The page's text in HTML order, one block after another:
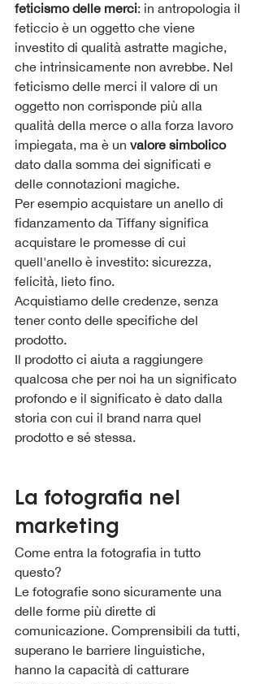
feticismo delle merci: in antropologia il
feticcio è un oggetto che viene
investito di qualità astratte magiche,
che intrinsicamente non avrebbe. Nel
feticismo delle merci il valore di un
oggetto non corrisponde più alla
qualità della merce o alla forza lavoro
impiegata, ma è un valore simbolico
dato dalla somma dei significati e
delle connotazioni magiche.
Per esempio acquistare un anello di
fidanzamento da Tiffany significa
acquistare le promesse di cui
quell'anello è investito: sicurezza,
felicità, lieto fino.
Acquistiamo delle credenze, senza
tener conto delle specifiche del
prodotto.
Il prodotto ci aiuta a raggiungere
qualcosa che per noi ha un significato
profondo e il significato è dato dalla
storia con cui il brand narra quel
prodotto e sé stessa.
La fotografia nel
marketing
Come entra la fotografia in tutto
questo?
Le fotografie sono sicuramente una
delle forme più dirette di
comunicazione. Comprensibili da tutti,
superano le barriere linguistiche,
hanno la capacità di catturare